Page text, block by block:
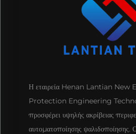
Η εταιρεία Henan Lantian
Protection Engineering
προσφέρει υψηλής ακρίβειας
αυτοματοποίησης ψαλιδοποίησης.